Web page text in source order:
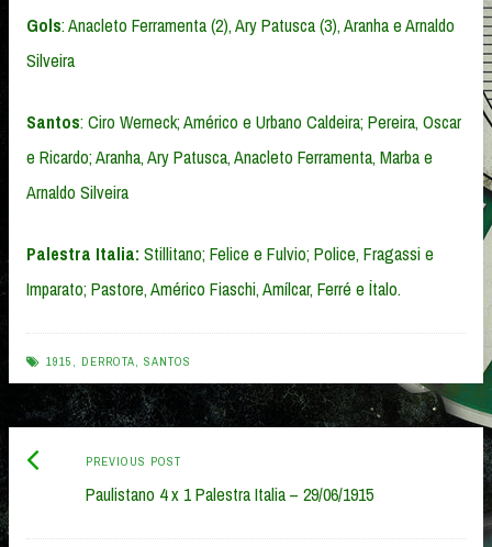
Gols: Anacleto Ferramenta (2), Ary Patusca (3), Aranha e Arnaldo
Silveira
Santos: Ciro Werneck; Américo e Urbano Caldeira; Pereira, Oscar
e Ricardo; Aranha, Ary Patusca, Anacleto Ferramenta, Marba e
Arnaldo Silveira
Palestra Italia: Stillitano; Felice e Fulvio; Police, Fragassi e
Imparato; Pastore, Américo Fiaschi, Amílcar, Ferré e Ítalo.
1915 DERROTA SANTOS
Post
navigation
PREVIOUS POSTPrevious
post:
Paulistano 4 x 1 Palestra Italia – 29/06/1915